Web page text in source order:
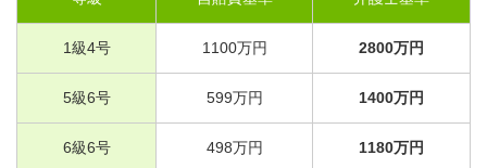
1級4号 1100万円 2800万円
5級6号 599万円 1400万円
6級6号 498万円 1180万円